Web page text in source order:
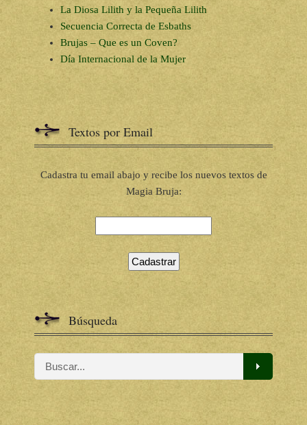
La Diosa Lilith y la Pequeña Lilith
Secuencia Correcta de Esbaths
Brujas – Que es un Coven?
Día Internacional de la Mujer
Textos por Email
Cadastra tu email abajo y recibe los nuevos textos de
Magia Bruja:
Búsqueda